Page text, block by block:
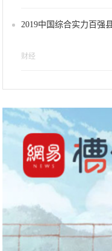
2019中国综合实力百强
财经